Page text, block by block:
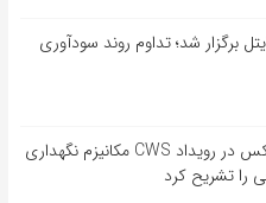
برگزار شد؛ تداوم روند سودآوری
مدیر تیم بلاکچین نوبیتکس در رویداد CWS مکانیزم نگهداری
را تشریح کرد